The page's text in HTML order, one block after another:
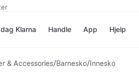
Klarna Handle
Butikker
App Hjelp
& Accessories/Barnesko/ Innesko